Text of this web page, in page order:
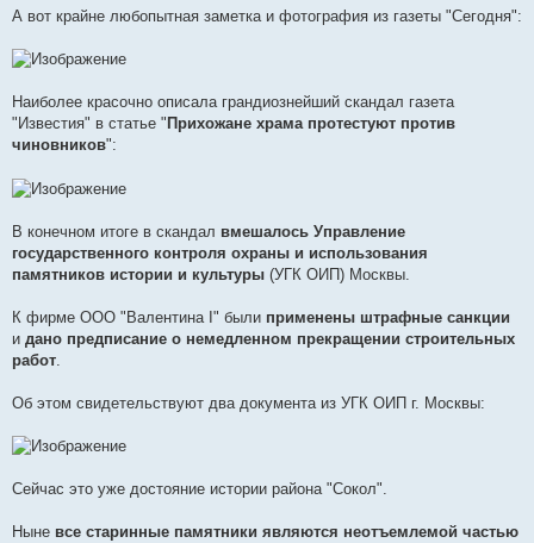
А вот крайне любопытная заметка и фотография из газеты "Сегодня":
Наиболее красочно описала грандиознейший скандал газета
"Известия" в статье " Прихожане храма протестуют против
чиновников":
В конечном итоге в скандал вмешалось Управление
государственного контроля охраны и использования
памятников истории и культуры (УГК ОИП) Москвы.
К фирме ООО "Валентина I" были применены штрафные санкции
и дано предписание о немедленном прекращении строительных
работ
Об этом свидетельствуют два документа из УГК ОИП г. Москвы:
Сейчас это уже достояние истории района "Сокол".
Ныне все старинные памятники являются неотъемлемой частью